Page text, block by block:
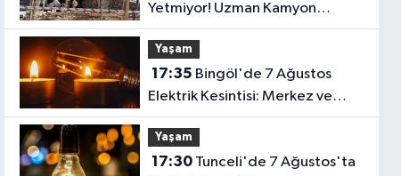
Yetmiyor! Uzman Kamyon
Kazalarının Gerçek Sebebini
Anlattı
Yaşam
17:35
Elektrik Kesintisi: Merkez ve
Solhan'da Çok Sayıda Yerleşim
Etkilenecek..
Yaşam
17:30Tunceli'de 7 Ağustos'ta